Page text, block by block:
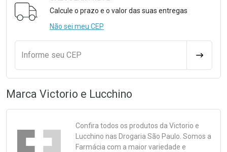
Calcule o prazo e o valor das suas entregas
Não sei meu CEP
Informe seu CEP
Marca Victorio e Lucchino
Confira todos os produtos da Victorio e
Lucchino nas Drogaria São Paulo. Somos a
Farmácia com a maior variedade e